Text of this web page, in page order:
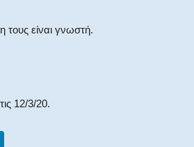
τους είναι γνωστή.
12/3/20.